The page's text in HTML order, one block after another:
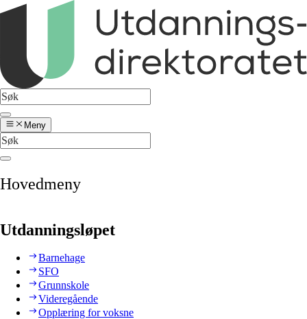
Meny
Hovedmeny
Utdanningsløpet
Barnehage
SFO
Grunnskole
Videregående
Opplæring for voksne